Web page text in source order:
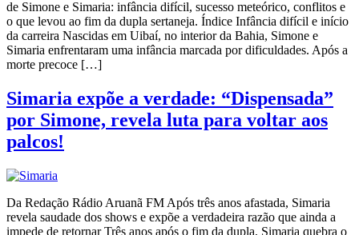
de Simone e Simaria: infância difícil, sucesso meteórico, conflitos e
o que levou ao fim da dupla sertaneja. Índice Infância difícil e início
da carreira Nascidas em Uibaí, no interior da Bahia, Simone e
Simaria enfrentaram uma infância marcada por dificuldades. Após a
morte precoce […]
Simaria expõe a verdade: “Dispensada”
por Simone, revela luta para voltar aos
palcos!
Da Redação Rádio Aruanã FM Após três anos afastada, Simaria
revela saudade dos shows e expõe a verdadeira razão que ainda a
impede de retornar Três anos após o fim da dupla, Simaria quebra o